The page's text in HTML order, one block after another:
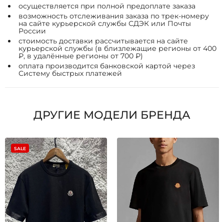
осуществляется при полной предоплате заказа
возможность отслеживания заказа по трек-номеру
на сайте курьерской службы СДЭК или Почты
России
стоимость доставки рассчитывается на сайте
курьерской службы (в близлежащие регионы от 400
₽, в удалённые регионы от 700 ₽)
оплата производится банковской картой через
Систему быстрых платежей
ДРУГИЕ МОДЕЛИ БРЕНДА
SALE